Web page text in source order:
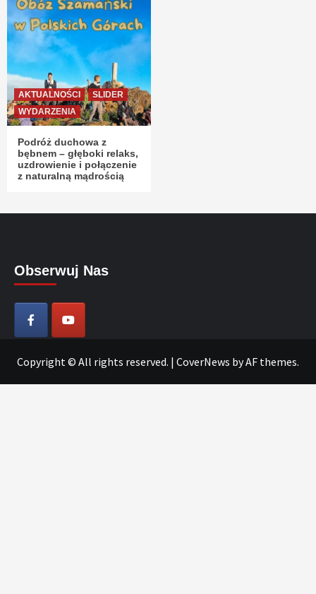
AKTUALNOŚCI
SLIDER
WYDARZENIA
Podróż duchowa z
bębnem – głęboki relaks,
uzdrowienie i połączenie
z naturalną mądrością
Obserwuj Nas
Copyright © All rights reserved. | CoverNews by AF themes.